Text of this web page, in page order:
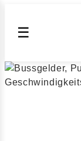
☰